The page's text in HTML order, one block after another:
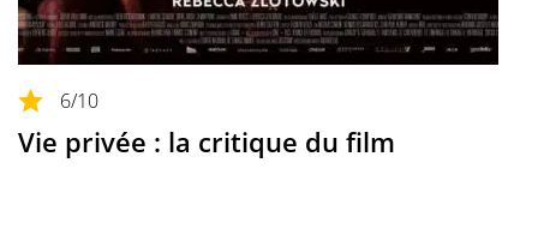
6/10
Vie privée : la critique du film